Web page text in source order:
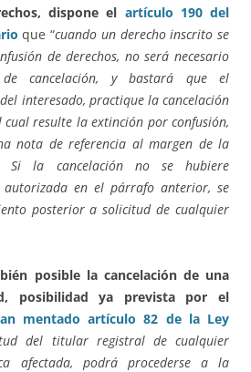
dispone el artículo 190 del
que “cuando un derecho inscrito se
de derechos, no será necesario
cancelación, y bastará que el
interesado, practique la cancelación
resulte la extinción por confusión,
nota de referencia al margen de la
Si la cancelación no se hubiere
en el párrafo anterior, se
posterior a solicitud de cualquier
posible la cancelación de una
posibilidad ya prevista por el
mentado artículo 82 de la Ley
del titular registral de cualquier
afectada, podrá procederse a la